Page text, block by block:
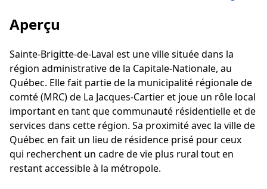
Aperçu
Sainte-Brigitte-de-Laval est une ville située dans la
région administrative de la Capitale-Nationale, au
Québec. Elle fait partie de la municipalité régionale de
comté (MRC) de La Jacques-Cartier et joue un rôle local
important en tant que communauté résidentielle et de
services dans cette région. Sa proximité avec la ville de
Québec en fait un lieu de résidence prisé pour ceux
qui recherchent un cadre de vie plus rural tout en
restant accessible à la métropole.